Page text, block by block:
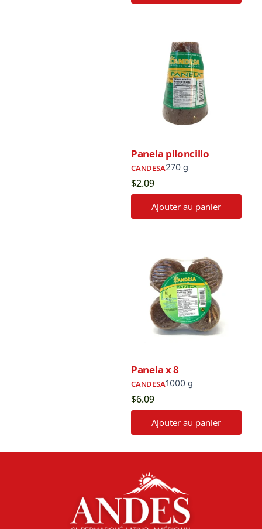
Panela piloncillo
CANDESA270 g
$2.09
Ajouter au panier
Panela x 8
CANDESA1000 g
$6.09
Ajouter au panier